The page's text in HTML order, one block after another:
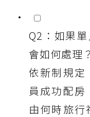
Q2：如果
會如何處理？
依新制規定
員成功配
由何時旅行